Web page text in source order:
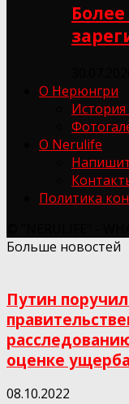
О Нерюнгри
О Nerulife
Политика
Больше новостей
Путин
оценке ущерба
08.10.2022